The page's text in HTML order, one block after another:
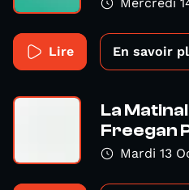
Lire En savoir
La
Freegan
Mardi 13